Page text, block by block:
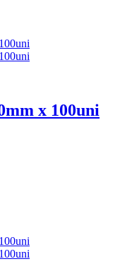
x 100uni